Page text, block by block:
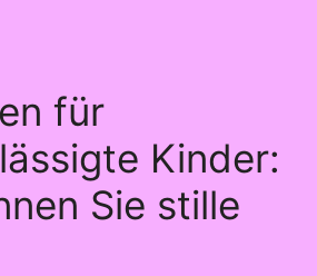
für
Kinder:
Sie stille